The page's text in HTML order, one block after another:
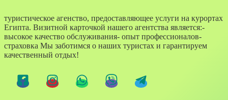
туристическое агенство, предоставляющее услуги на курортах
Египта. Визитной карточкой нашего агентства является:-
высокое качество обслуживания- опыт профессионалов-
страховка Мы заботимся о наших туристах и гарантируем
качественный отдых!